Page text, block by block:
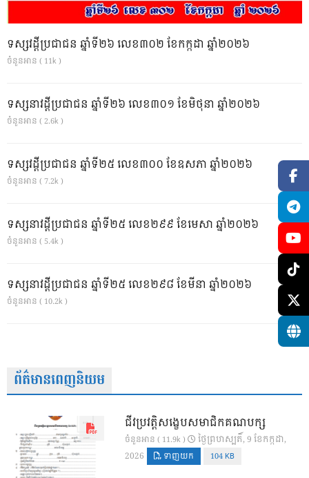
ទស្សវដ្តីប្រជាជន ឆ្នាំទី២៦ លេខ៣០២ ខែកក្កដា ឆ្នាំ២០២៦
ចំនួនអាន ( 11k )
ទស្សនាវដ្ដីប្រជាជន ឆ្នាំទី២៦ លេខ៣០១ ខែមិថុនា ឆ្នាំ២០២៦
ចំនួនអាន ( 2.6k )
ទស្សវដ្តីប្រជាជន ឆ្នាំទី២៥ លេខ៣០០ ខែឧសភា ឆ្នាំ២០២៦
ចំនួនអាន ( 7.2k )
ទស្សនាវដ្ដីប្រជាជន ឆ្នាំទី២៥ លេខ២៩៩ ខែមេសា ឆ្នាំ២០២៦
ចំនួនអាន ( 5.4k )
ទស្សនាវដ្ដីប្រជាជន ឆ្នាំទី២៥ លេខ២៩៨ ខែមីនា ឆ្នាំ២០២៦
ចំនួនអាន ( 10.2k )
ព័ត៌មានពេញនិយម
ជីវប្រវត្តិសង្ខេបសមាជិកគណបក្ស
ចំនួនអាន ( 11.9k )
ថ្ងៃ​ព្រហស្បតិ៍, 9 ខែ​កក្កដា,
2026
ទាញយក 104 KB